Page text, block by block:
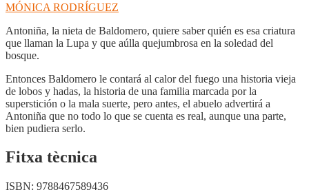
MÓNICA RODRÍGUEZ
Antoniña, la nieta de Baldomero, quiere saber quién es esa criatura
que llaman la Lupa y que aúlla quejumbrosa en la soledad del
bosque.
Entonces Baldomero le contará al calor del fuego una historia vieja
de lobos y hadas, la historia de una familia marcada por la
superstición o la mala suerte, pero antes, el abuelo advertirá a
Antoniña que no todo lo que se cuenta es real, aunque una parte,
bien pudiera serlo.
Fitxa tècnica
ISBN: 9788467589436